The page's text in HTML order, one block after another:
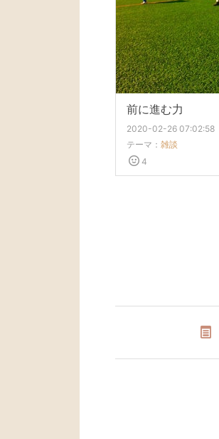
前に進む力
2020-02-26 07:02:58
テーマ： 雑談
4